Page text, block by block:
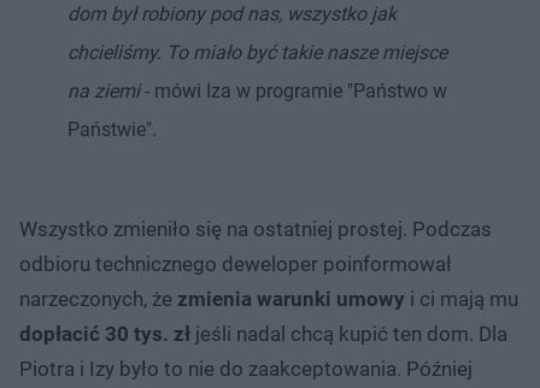
dom był robiony pod nas, wszystko jak
chcieliśmy. To miało być takie nasze miejsce
na ziemi- mówi Iza w programie "Państwo w
Państwie".
Wszystko zmieniło się na ostatniej prostej. Podczas
odbioru technicznego deweloper poinformował
narzeczonych, że zmienia warunki umowy i ci mają mu
dopłacić 30 tys. zł jeśli nadal chcą kupić ten dom. Dla
Piotra i Izy było to nie do zaakceptowania. Później